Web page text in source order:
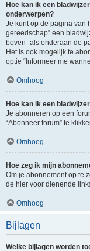
Hoe kan ik een
onderwerpen?
Je kunt op de pagina van
gereedschap” een
boven- als onderaan de
Het is ook mogelijk te
optie “Informeer me
Omhoog
Hoe kan ik een
Je abonneren op een
“Abonneer forum” te
Omhoog
Hoe zeg ik mijn
Om je abonnement op te
de hier voor dienende
Omhoog
Bijlagen
Welke bijlagen worden